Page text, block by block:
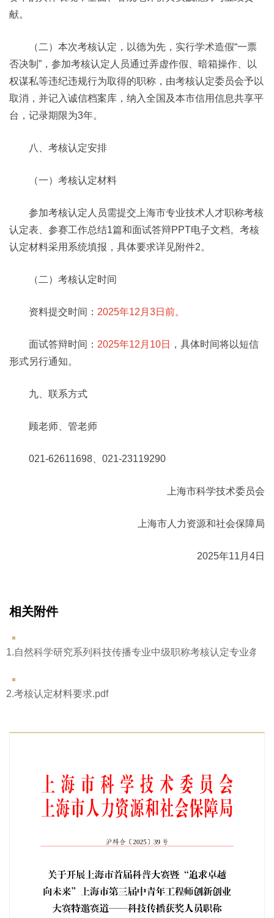
献。
（二）本次考核认定，以德为先，实行学术造假“一票
否决制”，参加考核认定人员通过弄虚作假、暗箱操作、以
权谋私等违纪违规行为取得的职称，由考核认定委员会予以
取消，并记入诚信档案库，纳入全国及本市信用信息共享平
台，记录期限为3年。
八、考核认定安排
（一）考核认定材料
参加考核认定人员需提交上海市专业技术人才职称考核
认定表、参赛工作总结1篇和面试答辩PPT电子文档。考核
认定材料采用系统填报，具体要求详见附件2。
（二）考核认定时间
资料提交时间： 2025年12月3日前。
面试答辩时间： 2025年12月10日
，具体时间将以短信
形式另行通知。
九、联系方式
顾老师、管老师
021-62611698、021-23119290
上海市科学技术委员会
上海市人力资源和社会保障局
2025年11月4日
相关附件
1.自然科学研究系列科技传播专业中级职称考核认定专业条件
2.考核认定材料要求.pdf